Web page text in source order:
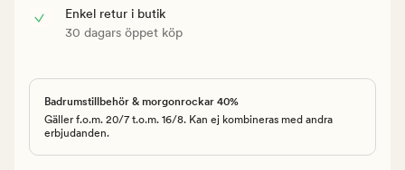
Enkel retur i butik
30 dagars öppet köp
Badrumstillbehör & morgonrockar 40%
Gäller f.o.m. 20/7 t.o.m. 16/8. Kan ej kombineras med andra
erbjudanden.